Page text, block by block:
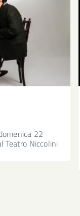
22
Teatro Niccolini